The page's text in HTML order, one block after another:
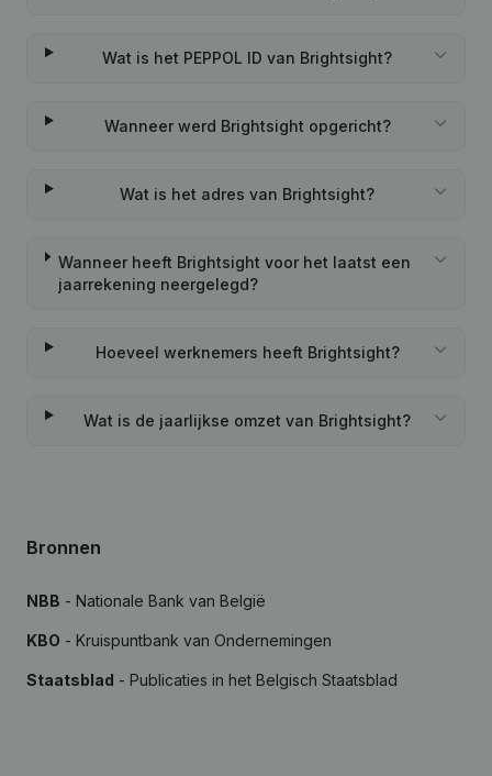
Wat is het PEPPOL ID van Brightsight?
Wanneer werd Brightsight opgericht?
Wat is het adres van Brightsight?
Wanneer heeft Brightsight voor het laatst een
jaarrekening neergelegd?
Hoeveel werknemers heeft Brightsight?
Wat is de jaarlijkse omzet van Brightsight?
Bronnen
NBB - Nationale Bank van België
KBO - Kruispuntbank van Ondernemingen
Staatsblad - Publicaties in het Belgisch Staatsblad